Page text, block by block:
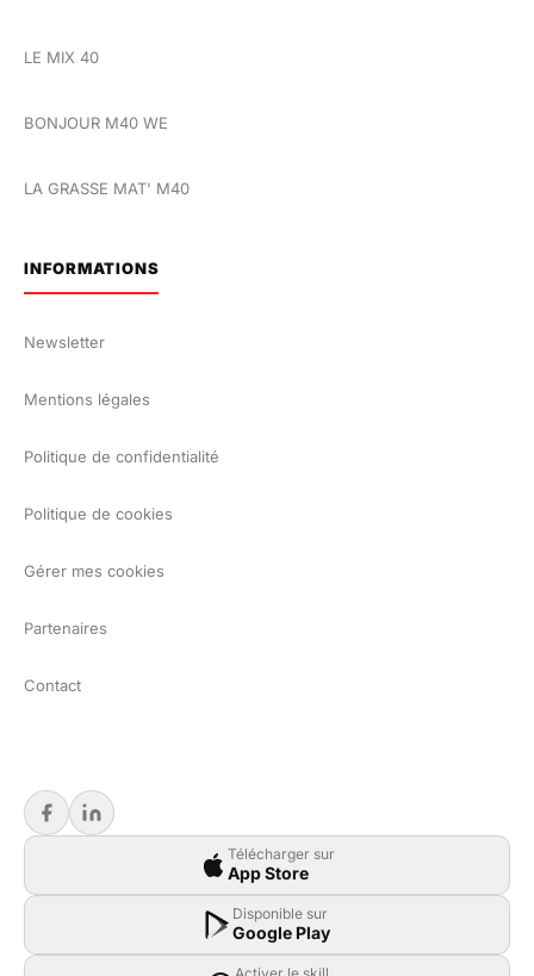
LE MIX 40
BONJOUR M40 WE
LA GRASSE MAT' M40
INFORMATIONS
Newsletter
Mentions légales
Politique de confidentialité
Politique de cookies
Gérer mes cookies
Partenaires
Contact
Télécharger sur
App Store
Disponible sur
Google Play